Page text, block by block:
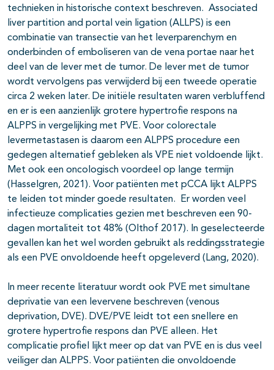
technieken in historische context beschreven. Associated
liver partition and portal vein ligation (ALLPS) is een
combinatie van transectie van het leverparenchym en
onderbinden of emboliseren van de vena portae naar het
deel van de lever met de tumor. De lever met de tumor
wordt vervolgens pas verwijderd bij een tweede operatie
circa 2 weken later. De initiële resultaten waren verbluffend
en er is een aanzienlijk grotere hypertrofie respons na
ALPPS in vergelijking met PVE. Voor colorectale
levermetastasen is daarom een ALPPS procedure een
gedegen alternatief gebleken als VPE niet voldoende lijkt.
Met ook een oncologisch voordeel op lange termijn
(Hasselgren, 2021). Voor patiënten met pCCA lijkt ALPPS
te leiden tot minder goede resultaten. Er worden veel
infectieuze complicaties gezien met beschreven een 90-
dagen mortaliteit tot 48% (Olthof 2017). In geselecteerde
gevallen kan het wel worden gebruikt als reddingsstrategie
als een PVE onvoldoende heeft opgeleverd (Lang, 2020).
In meer recente literatuur wordt ook PVE met simultane
deprivatie van een levervene beschreven (venous
deprivation, DVE). DVE/PVE leidt tot een snellere en
grotere hypertrofie respons dan PVE alleen. Het
complicatie profiel lijkt meer op dat van PVE en is dus veel
veiliger dan ALPPS. Voor patiënten die onvoldoende